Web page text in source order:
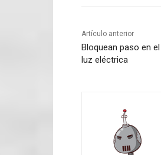
Artículo anterior
Bloquean paso en
luz eléctrica